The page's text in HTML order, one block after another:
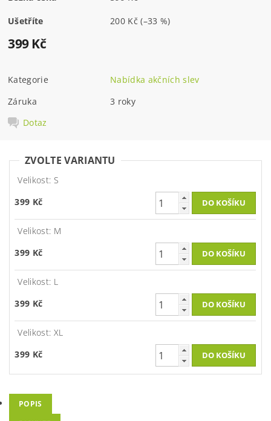
Ušetříte 200 Kč(–33 %)
399 Kč
Kategorie
Nabídka akčních slev
Záruka
3 roky
Dotaz
ZVOLTE VARIANTU
Velikost: S
399 Kč
Velikost: M
399 Kč
Velikost: L
399 Kč
Velikost: XL
399 Kč
POPIS